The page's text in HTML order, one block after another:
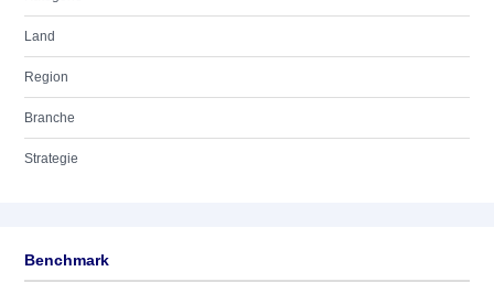
Land
Region
Branche
Strategie
Benchmark